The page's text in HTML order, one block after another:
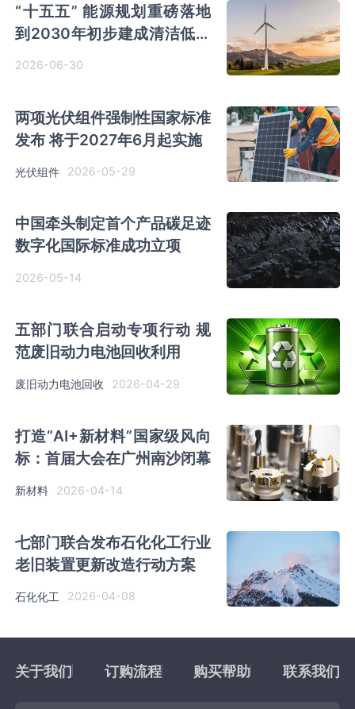
“十五五” 能源规划重磅落地
到2030年初步建成清洁低碳
安全高效的新型能源体系
2026-06-30
两项光伏组件强制性国家标准
发布 将于2027年6月起实施
光伏组件 2026-05-29
中国牵头制定首个产品碳足迹
数字化国际标准成功立项
2026-05-14
五部门联合启动专项行动 规
范废旧动力电池回收利用
废旧动力电池回收 2026-04-29
打造“AI+新材料”国家级风向
标：首届大会在广州南沙闭幕
新材料 2026-04-14
七部门联合发布石化化工行业
老旧装置更新改造行动方案
石化化工 2026-04-08
关于我们 订购流程 购买帮助 联系我们